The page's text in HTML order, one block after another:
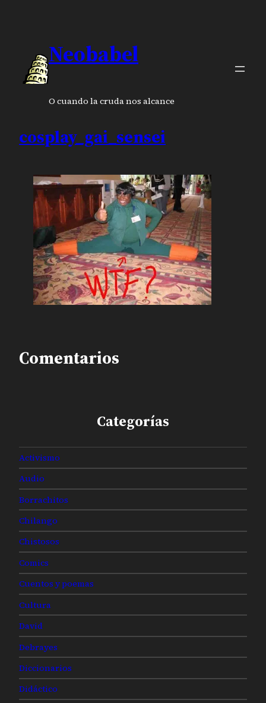
Neobabel
O cuando la cruda nos alcance
cosplay_gai_sensei
Comentarios
Categorías
Activismo
Audio
Borrachitos
Chilango
Chistosos
Comics
Cuentos y poemas
Cultura
David
Debrayes
Diccionarios
Didáctico